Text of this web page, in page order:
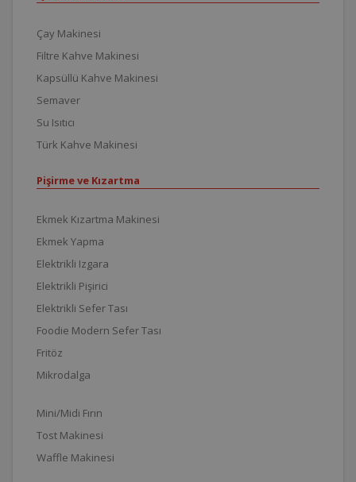
Çay Makinesi
Filtre Kahve Makinesi
Kapsüllü Kahve Makinesi
Semaver
Su Isıtıcı
Türk Kahve Makinesi
Pişirme ve Kızartma
Ekmek Kızartma Makinesi
Ekmek Yapma
Elektrikli Izgara
Elektrikli Pişirici
Elektrikli Sefer Tası
Foodie Modern Sefer Tası
Fritöz
Mikrodalga
Mini/Midi Fırın
Tost Makinesi
Waffle Makinesi